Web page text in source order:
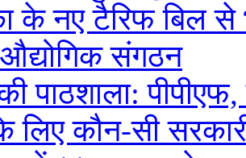
के नए टैरिफ बिल से
संगठन
पाठशाला:
कौन-सी